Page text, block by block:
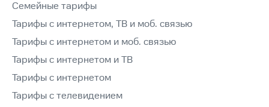
Семейные тарифы
Тарифы с интернетом, ТВ и моб. связью
Тарифы с интернетом и моб. связью
Тарифы с интернетом и ТВ
Тарифы с интернетом
Тарифы с телевидением